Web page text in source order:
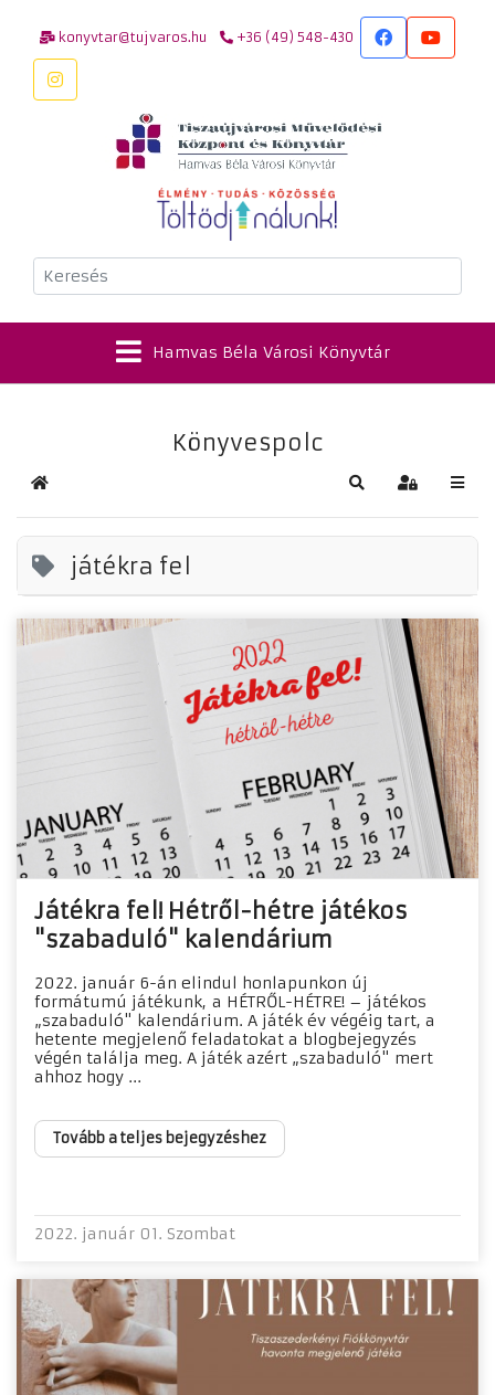
konyvtar@tujvaros.hu +36 (49) 548-430
Keresés
Hamvas Béla Városi Könyvtár
Könyvespolc
Kezdőlap Keresés
játékra fel
Játékra fel! Hétről-hétre játékos
"szabaduló" kalendárium
2022. január 6-án elindul honlapunkon új
formátumú játékunk, a HÉTRŐL-HÉTRE! – játékos
„szabaduló" kalendárium. A játék év végéig tart, a
hetente megjelenő feladatokat a blogbejegyzés
végén találja meg. A játék azért „szabaduló" mert
ahhoz hogy ...
Tovább a teljes bejegyzéshez
2022. január 01. Szombat